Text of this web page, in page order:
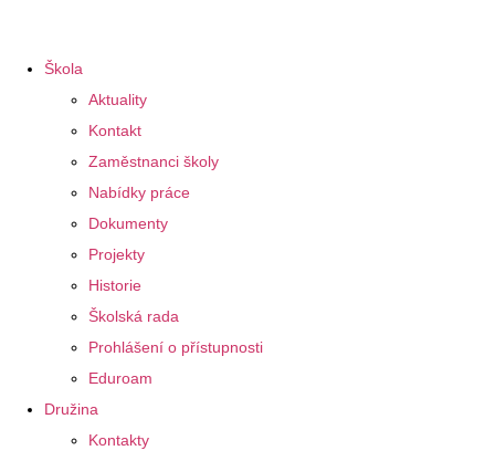
Škola
Aktuality
Kontakt
Zaměstnanci školy
Nabídky práce
Dokumenty
Projekty
Historie
Školská rada
Prohlášení o přístupnosti
Eduroam
Družina
Kontakty